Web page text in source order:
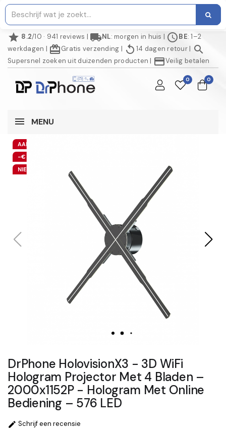
star 8.2/10 · 941 reviews | local_shippingNL: morgen in huis | scheduleBE: 1–2
werkdagen | redeemGratis verzending | replay 14 dagen retour| search
Supersnel zoeken uit duizenden producten | credit_cardVeilig betalen
0 0
MENU
AANBIEDING!
-€ 22,00
NIET OP VOORRAAD
DrPhone HolovisionX3 - 3D WiFi
Hologram Projector Met 4 Bladen –
2000x1152P - Hologram Met Online
Bediening – 576 LED
 Schrijf een recensie